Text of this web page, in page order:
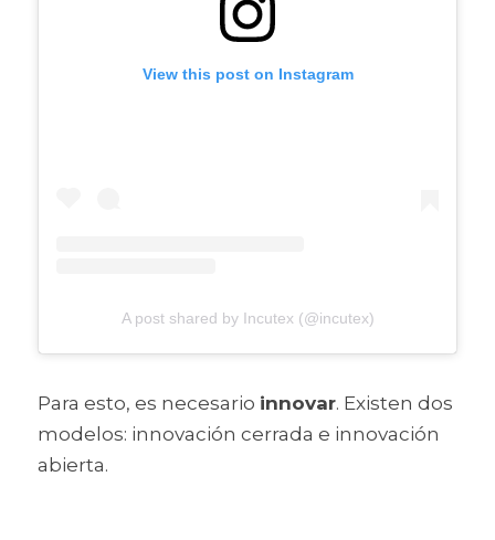
View this post on Instagram
A post shared by Incutex (@incutex)
Para esto, es necesario innovar. Existen dos
modelos: innovación cerrada e innovación
abierta.